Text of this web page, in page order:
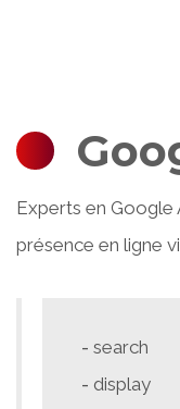
Experts en Google
présence en ligne
search
display